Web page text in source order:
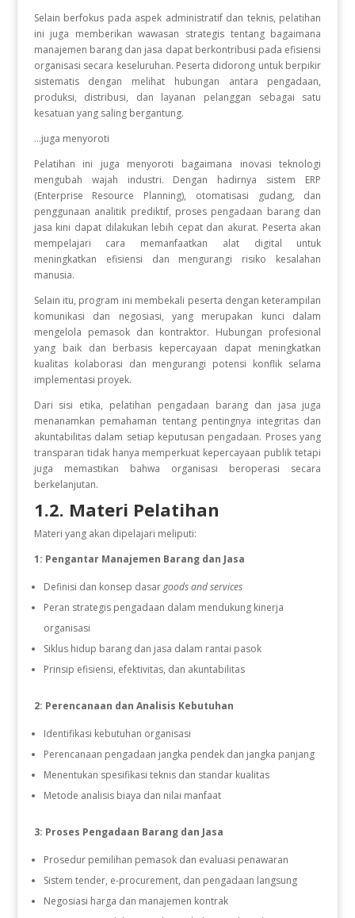
Selain berfokus pada aspek administratif dan teknis, pelatihan
ini juga memberikan wawasan strategis tentang bagaimana
manajemen barang dan jasa dapat berkontribusi pada efisiensi
organisasi secara keseluruhan. Peserta didorong untuk berpikir
sistematis dengan melihat hubungan antara pengadaan,
produksi, distribusi, dan layanan pelanggan sebagai satu
kesatuan yang saling bergantung.
...juga menyoroti
Pelatihan ini juga menyoroti bagaimana inovasi teknologi
mengubah wajah industri. Dengan hadirnya sistem ERP
(Enterprise Resource Planning), otomatisasi gudang, dan
penggunaan analitik prediktif, proses pengadaan barang dan
jasa kini dapat dilakukan lebih cepat dan akurat. Peserta akan
mempelajari cara memanfaatkan alat digital untuk
meningkatkan efisiensi dan mengurangi risiko kesalahan
manusia.
Selain itu, program ini membekali peserta dengan keterampilan
komunikasi dan negosiasi, yang merupakan kunci dalam
mengelola pemasok dan kontraktor. Hubungan profesional
yang baik dan berbasis kepercayaan dapat meningkatkan
kualitas kolaborasi dan mengurangi potensi konflik selama
implementasi proyek.
Dari sisi etika, pelatihan pengadaan barang dan jasa juga
menanamkan pemahaman tentang pentingnya integritas dan
akuntabilitas dalam setiap keputusan pengadaan. Proses yang
transparan tidak hanya memperkuat kepercayaan publik tetapi
juga memastikan bahwa organisasi beroperasi secara
berkelanjutan.
1.2. Materi Pelatihan
Materi yang akan dipelajari meliputi:
1: Pengantar Manajemen Barang dan Jasa
Definisi dan konsep dasargoods and services
Peran strategis pengadaan dalam mendukung kinerja
organisasi
Siklus hidup barang dan jasa dalam rantai pasok
Prinsip efisiensi, efektivitas, dan akuntabilitas
2: Perencanaan dan Analisis Kebutuhan
Identifikasi kebutuhan organisasi
Perencanaan pengadaan jangka pendek dan jangka panjang
Menentukan spesifikasi teknis dan standar kualitas
Metode analisis biaya dan nilai manfaat
3: Proses Pengadaan Barang dan Jasa
Prosedur pemilihan pemasok dan evaluasi penawaran
Sistem tender, e-procurement, dan pengadaan langsung
Negosiasi harga dan manajemen kontrak